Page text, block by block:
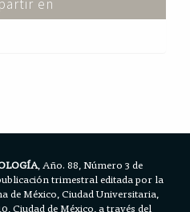
en
, Año. 88, Número 3 de
trimestral editada por la
de México, Ciudad Universitaria,
Ciudad de México, a través del